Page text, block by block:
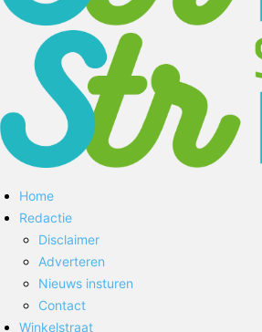
Home
Redactie
Disclaimer
Adverteren
Nieuws insturen
Contact
Winkelstraat